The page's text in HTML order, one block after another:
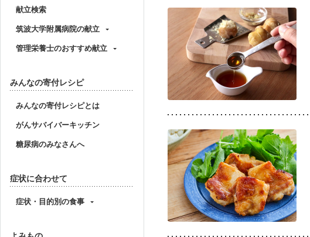
献立検索
筑波大学附属病院の献立
管理栄養士のおすすめ献立
みんなの寄付レシピ
みんなの寄付レシピとは
がんサバイバーキッチン
糖尿病のみなさんへ
症状に合わせて
症状・目的別の食事